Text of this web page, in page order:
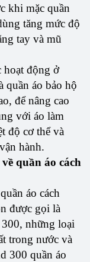
khi mặc quần
tăng mức độ
tay và mũ
hoạt động ở
quần áo bảo hộ
để nâng cao
với áo làm
độ cơ thể và
hành.
quần áo cách
áo cách
được gọi là
những loại
trong nước và
300 quần áo